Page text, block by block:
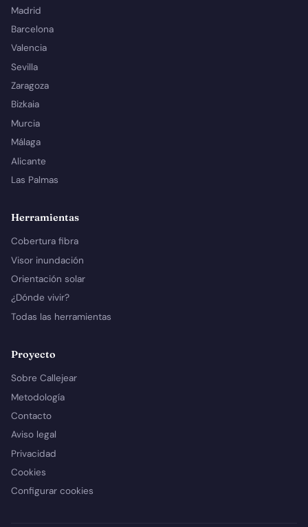
Madrid
Barcelona
Valencia
Sevilla
Zaragoza
Bizkaia
Murcia
Málaga
Alicante
Las Palmas
Herramientas
Cobertura fibra
Visor inundación
Orientación solar
¿Dónde vivir?
Todas las herramientas
Proyecto
Sobre Callejear
Metodología
Contacto
Aviso legal
Privacidad
Cookies
Configurar cookies